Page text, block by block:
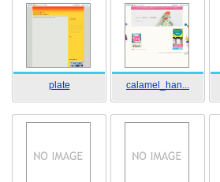
plate calamel_han...